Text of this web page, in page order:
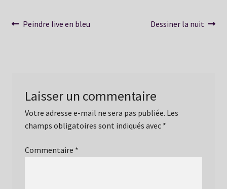
Navigation
Article
Peindre live en bleu
Article
Dessiner la nuit
Laisser un commentaire
Votre adresse e-mail ne sera pas publiée. Les
champs obligatoires sont indiqués avec *
Commentaire *